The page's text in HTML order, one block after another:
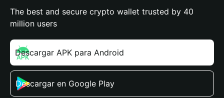
The best and secure crypto wallet trusted by 40
million users
Descargar APK para Android
Descargar en Google Play